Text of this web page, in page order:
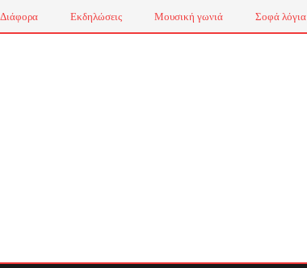
Διάφορα Εκδηλώσεις Μουσική γωνιά Σοφά λόγια